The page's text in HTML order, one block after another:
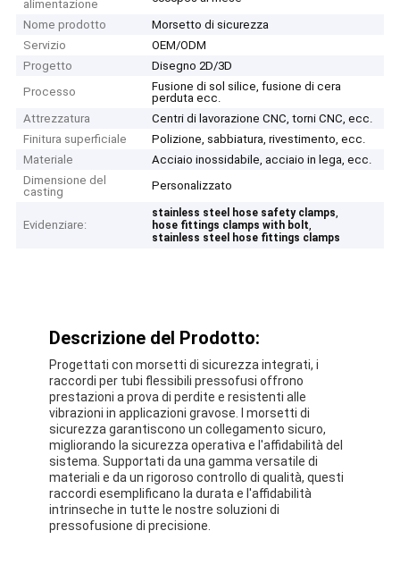
alimentazione
Nome prodotto
Morsetto di sicurezza
Servizio
OEM/ODM
Progetto
Disegno 2D/3D
Processo
Fusione di sol silice, fusione di cera
perduta ecc.
Attrezzatura
Centri di lavorazione CNC, torni CNC, ecc.
Finitura superficiale
Polizione, sabbiatura, rivestimento, ecc.
Materiale
Acciaio inossidabile, acciaio in lega, ecc.
Dimensione del
casting
Personalizzato
Evidenziare:
stainless steel hose safety clamps,
hose fittings clamps with bolt,
stainless steel hose fittings clamps
Descrizione del Prodotto:
Progettati con morsetti di sicurezza integrati, i
raccordi per tubi flessibili pressofusi offrono
prestazioni a prova di perdite e resistenti alle
vibrazioni in applicazioni gravose. I morsetti di
sicurezza garantiscono un collegamento sicuro,
migliorando la sicurezza operativa e l'affidabilità del
sistema. Supportati da una gamma versatile di
materiali e da un rigoroso controllo di qualità, questi
raccordi esemplificano la durata e l'affidabilità
intrinseche in tutte le nostre soluzioni di
pressofusione di precisione.